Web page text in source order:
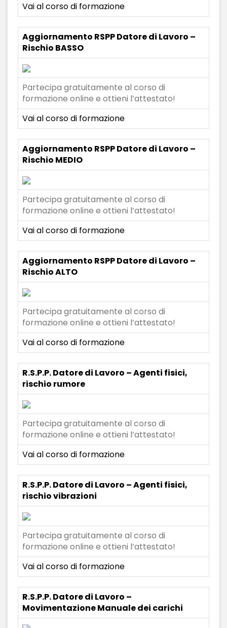
Vai al corso di formazione
Aggiornamento RSPP Datore di Lavoro –
Rischio BASSO
Partecipa gratuitamente al corso di
formazione online e ottieni l’attestato!
Vai al corso di formazione
Aggiornamento RSPP Datore di Lavoro –
Rischio MEDIO
Partecipa gratuitamente al corso di
formazione online e ottieni l’attestato!
Vai al corso di formazione
Aggiornamento RSPP Datore di Lavoro –
Rischio ALTO
Partecipa gratuitamente al corso di
formazione online e ottieni l’attestato!
Vai al corso di formazione
R.S.P.P. Datore di Lavoro – Agenti fisici,
rischio rumore
Partecipa gratuitamente al corso di
formazione online e ottieni l’attestato!
Vai al corso di formazione
R.S.P.P. Datore di Lavoro – Agenti fisici,
rischio vibrazioni
Partecipa gratuitamente al corso di
formazione online e ottieni l’attestato!
Vai al corso di formazione
R.S.P.P. Datore di Lavoro –
Movimentazione Manuale dei carichi